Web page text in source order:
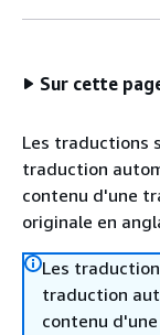
Sur cette
Les traductions
traduction
contenu d'une
originale en
Les
traduction
contenu